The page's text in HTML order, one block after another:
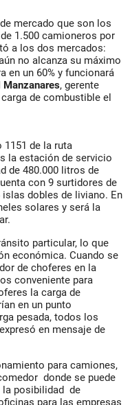
mercado que son los
1.500 camioneros por
a los dos mercados:
no alcanza su máximo
en un 60% y funcionará
Manzanares, gerente
de combustible el
de la ruta
la estación de servicio
de 480.000 litros de
con 9 surtidores de
dobles de liviano. En
solares y será la
particular, lo que
económica. Cuando se
de choferes en la
conveniente para
la carga de
en un punto
pesada, todos los
en mensaje de
para camiones,
donde se puede
la posibilidad de
para las empresas